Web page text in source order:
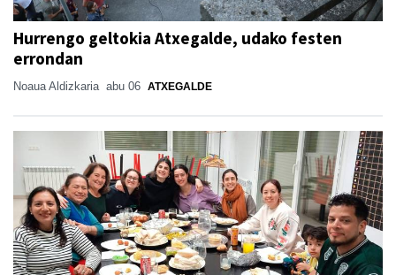
Hurrengo geltokia Atxegalde, udako festen
errondan
Noaua Aldizkaria abu 06 ATXEGALDE